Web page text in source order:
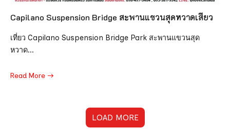
Capilano Suspension Bridge สะพานแขวนสุดหวาดเสียว
เที่ยว Capilano Suspension Bridge Park สะพานแขวนสุด
หวาด...
Read More
LOAD MORE